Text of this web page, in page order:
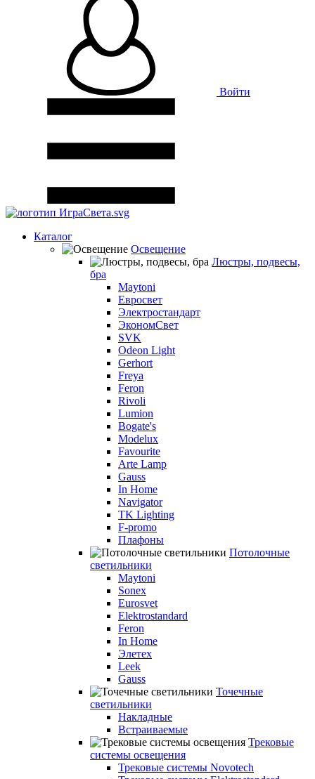
Войти
Каталог
Освещение
Люстры, подвесы,
бра
Maytoni
Евросвет
Электростандарт
ЭкономСвет
SVK
Odeon Light
Gerhort
Freya
Feron
Rivoli
Lumion
Bogate's
Modelux
Favourite
Arte Lamp
Gauss
In Home
Navigator
TK Lighting
F-promo
Плафоны
Потолочные
светильники
Maytoni
Sonex
Eurosvet
Elektrostandard
Feron
In Home
Элетех
Leek
Gauss
Точечные
светильники
Накладные
Встраиваемые
Трековые
системы освещения
Трековые системы Novotech